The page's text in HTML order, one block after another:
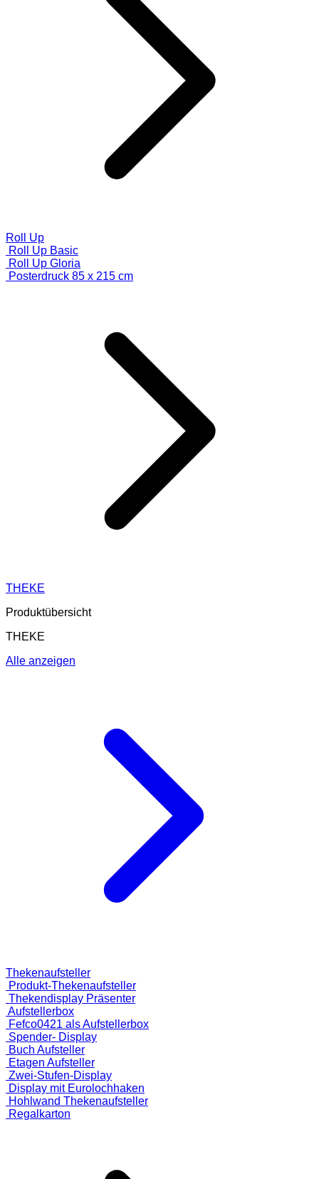
Roll Up
Roll Up Basic
Roll Up Gloria
Posterdruck 85 x 215 cm
THEKE
Produktübersicht
THEKE
Alle anzeigen
Thekenaufsteller
Produkt-Thekenaufsteller
Thekendisplay Präsenter
Aufstellerbox
Fefco0421 als Aufstellerbox
Spender- Display
Buch Aufsteller
Etagen Aufsteller
Zwei-Stufen-Display
Display mit Eurolochhaken
Hohlwand Thekenaufsteller
Regalkarton